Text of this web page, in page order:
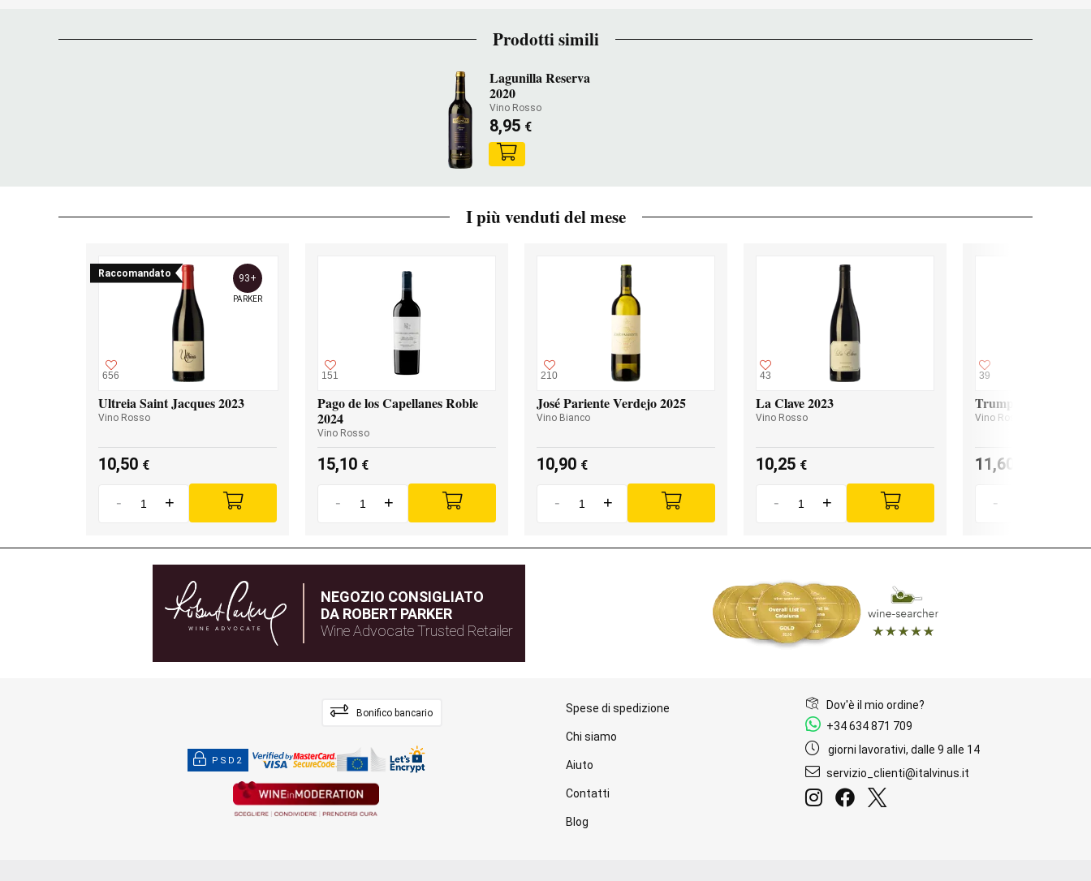
Prodotti simili
Lagunilla Reserva
2020
Vino Rosso
8,95 €
I più venduti del mese
Raccomandato
656
93+
PARKER
Ultreia Saint Jacques 2023
Vino Rosso
10,50 €
- +
151
Pago de los Capellanes Roble
2024
Vino Rosso
15,10 €
- +
210
José Pariente Verdejo 2025
Vino Bianco
10,90 €
- +
43
La Clave 2023
Vino Rosso
10,25 €
- +
39
Trumpeter Malbec
Vino Rosso
11,60
-
NEGOZIO CONSIGLIATO
DA ROBERT PARKER
Wine Advocate Trusted Retailer
Bonifico bancario
PSD2
Spese di spedizione
Chi siamo
Aiuto
Contatti
Blog
Dov'è il mio ordine?
+34 634 871 709
giorni lavorativi, dalle 9 alle 14
servizio_clienti@italvinus.it